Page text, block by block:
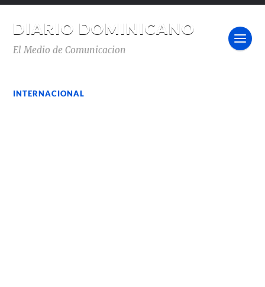
DIARIO DOMINICANO
El Medio de Comunicacion
INTERNACIONAL